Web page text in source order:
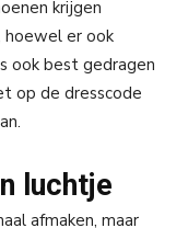
krijgen
hoewel er ook
ook best gedragen
op de dresscode
luchtje
afmaken, maar